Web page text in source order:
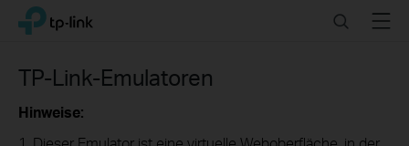
Click
the
navigation
TP-Link, Reliably Smart SearchMenu
TP-Link-Emulatoren
Hinweise: